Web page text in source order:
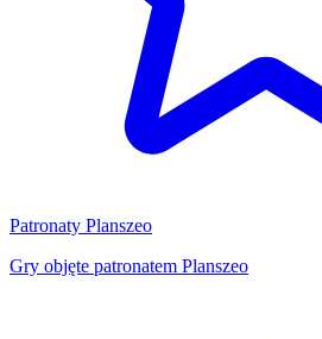
Patronaty Planszeo
Gry objęte patronatem Planszeo